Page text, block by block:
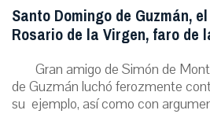
Santo Domingo de Guzmán,
Rosario de la Virgen, faro de
Gran amigo de Simón de
de Guzmán luchó ferozmente
su ejemplo, así como con